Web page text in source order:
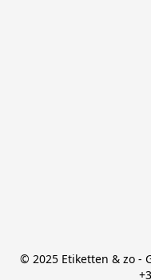
© 2025 Etiketten & zo -